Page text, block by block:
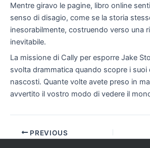
Mentre giravo le pagine, libro online
senso di disagio, come se la storia
inesorabilmente, costruendo verso una
inevitabile.
La missione di Cally per esporre Jake
svolta drammatica quando scopre i
nascosti. Quante volte avete preso in
avvertito il vostro modo di vedere il
PREVIOUS